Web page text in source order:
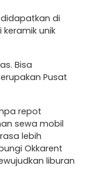
didapatkan di
keramik unik
Bisa
Pusat
repot
sewa mobil
lebih
Okkarent
liburan